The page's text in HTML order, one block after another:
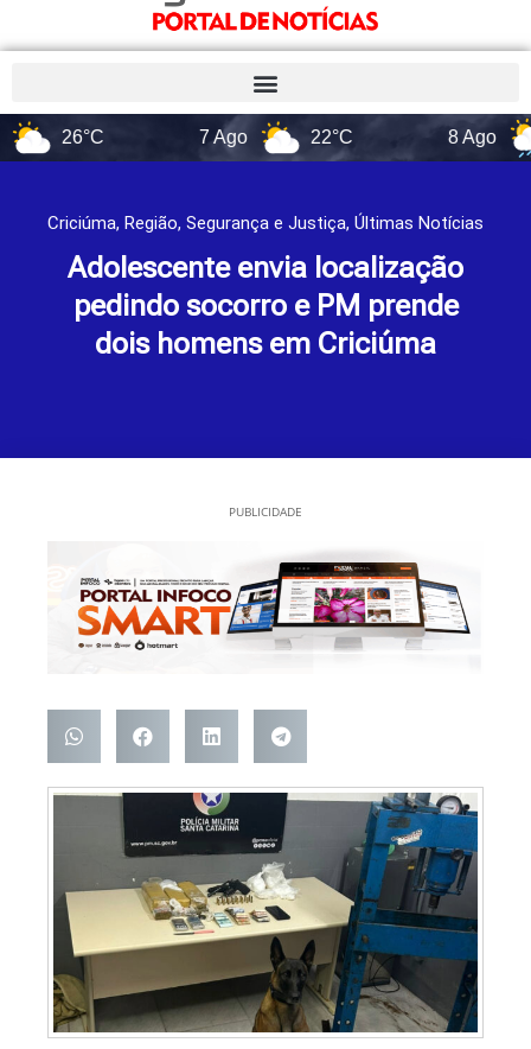
26°C 22°C
Criciúma, Região, Segurança e Justiça, Últimas Notícias
Adolescente envia localização
pedindo socorro e PM prende
dois homens em Criciúma
PUBLICIDADE